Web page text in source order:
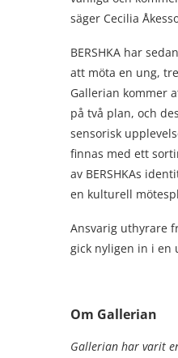
säger Cecilia
BERSHKA har
att möta en ung,
Gallerian kommer
på två plan, och
sensorisk
finnas med ett
av BERSHKAs
en kulturell
Ansvarig uthyrare
gick nyligen in i en
Om Gallerian
Gallerian har varit